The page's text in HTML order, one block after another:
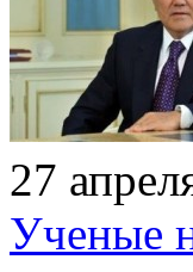
27
Ученые